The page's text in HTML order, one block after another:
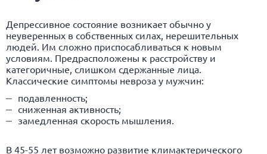
Депрессивное состояние возникает обычно у
неуверенных в собственных силах, нерешительных
людей. Им сложно приспосабливаться к новым
условиям. Предрасположены к расстройству и
категоричные, слишком сдержанные лица.
Классические симптомы невроза у мужчин:
подавленность;
сниженная активность;
замедленная скорость мышления.
В 45-55 лет возможно развитие климактерического